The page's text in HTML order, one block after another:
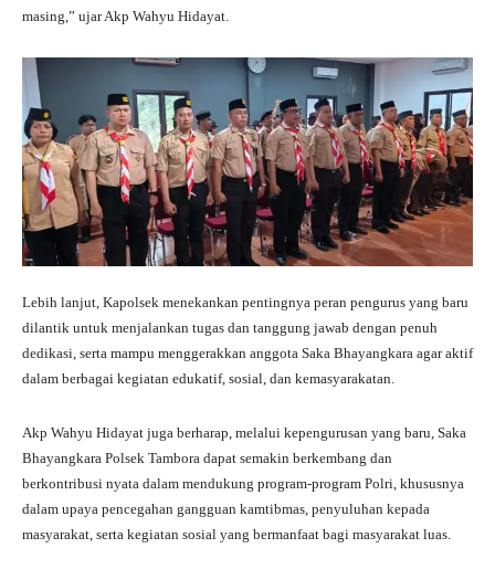
masing,” ujar Akp Wahyu Hidayat.
Lebih lanjut, Kapolsek menekankan pentingnya peran pengurus yang baru
dilantik untuk menjalankan tugas dan tanggung jawab dengan penuh
dedikasi, serta mampu menggerakkan anggota Saka Bhayangkara agar aktif
dalam berbagai kegiatan edukatif, sosial, dan kemasyarakatan.
Akp Wahyu Hidayat juga berharap, melalui kepengurusan yang baru, Saka
Bhayangkara Polsek Tambora dapat semakin berkembang dan
berkontribusi nyata dalam mendukung program-program Polri, khususnya
dalam upaya pencegahan gangguan kamtibmas, penyuluhan kepada
masyarakat, serta kegiatan sosial yang bermanfaat bagi masyarakat luas.